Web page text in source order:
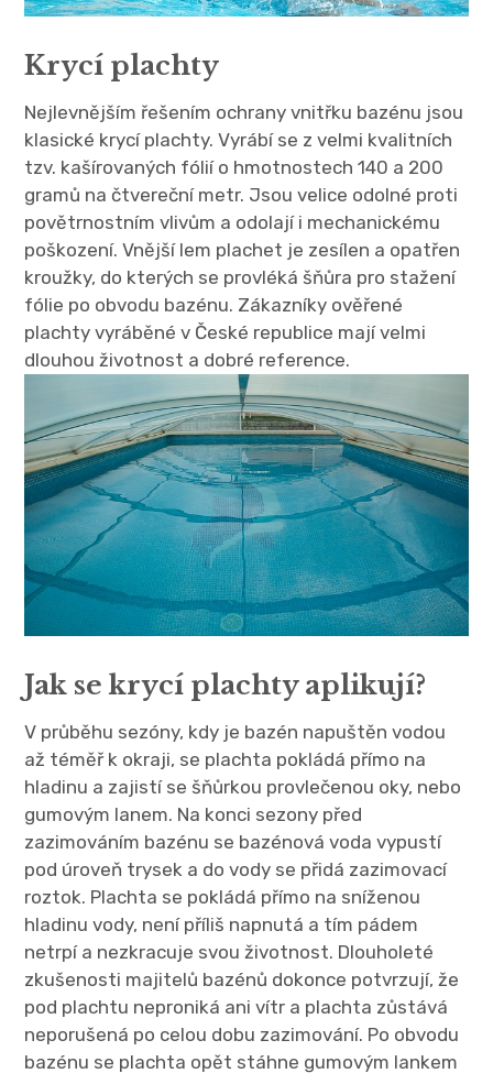
Krycí plachty
Nejlevnějším řešením ochrany vnitřku bazénu jsou
klasické krycí plachty. Vyrábí se z velmi kvalitních
tzv. kašírovaných fólií o hmotnostech 140 a 200
gramů na čtvereční metr. Jsou velice odolné proti
povětrnostním vlivům a odolají i mechanickému
poškození. Vnější lem plachet je zesílen a opatřen
kroužky, do kterých se provléká šňůra pro stažení
fólie po obvodu bazénu. Zákazníky ověřené
plachty vyráběné v České republice mají velmi
dlouhou životnost a dobré reference.
Jak se krycí plachty aplikují?
V průběhu sezóny, kdy je bazén napuštěn vodou
až téměř k okraji, se plachta pokládá přímo na
hladinu a zajistí se šňůrkou provlečenou oky, nebo
gumovým lanem. Na konci sezony před
zazimováním bazénu se bazénová voda vypustí
pod úroveň trysek a do vody se přidá zazimovací
roztok. Plachta se pokládá přímo na sníženou
hladinu vody, není příliš napnutá a tím pádem
netrpí a nezkracuje svou životnost. Dlouholeté
zkušenosti majitelů bazénů dokonce potvrzují, že
pod plachtu neproniká ani vítr a plachta zůstává
neporušená po celou dobu zazimování. Po obvodu
bazénu se plachta opět stáhne gumovým lankem